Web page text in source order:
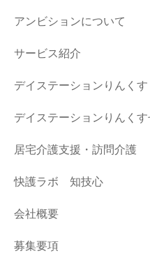
アンビションについて
サービス紹介
デイステーションりんくす
デイステーションりんくす
居宅介護支援・訪問介護
快護ラボ 知技心
会社概要
募集要項